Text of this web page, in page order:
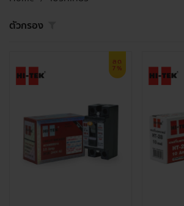
ตัวกรอง
ลด
7%